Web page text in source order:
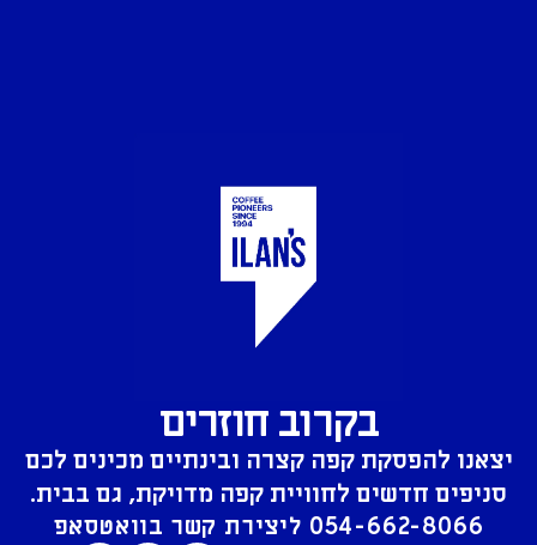
בקרוב חוזרים
יצאנו להפסקת קפה קצרה ובינתיים מכינים לכם
סניפים חדשים לחוויית קפה מדויקת, גם בבית.
054-662-8066